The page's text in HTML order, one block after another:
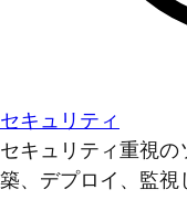
セキュリティ
セキュリティ重視
築、デプロイ、監視